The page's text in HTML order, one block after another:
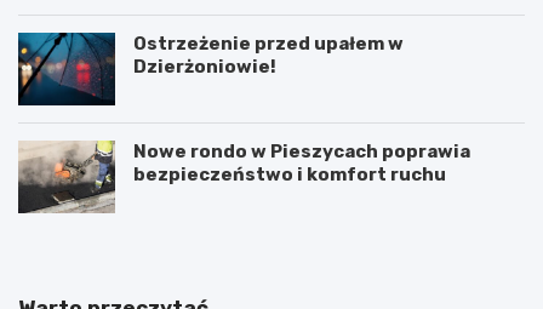
Ostrzeżenie przed upałem w
Dzierżoniowie!
Nowe rondo w Pieszycach poprawia
bezpieczeństwo i komfort ruchu